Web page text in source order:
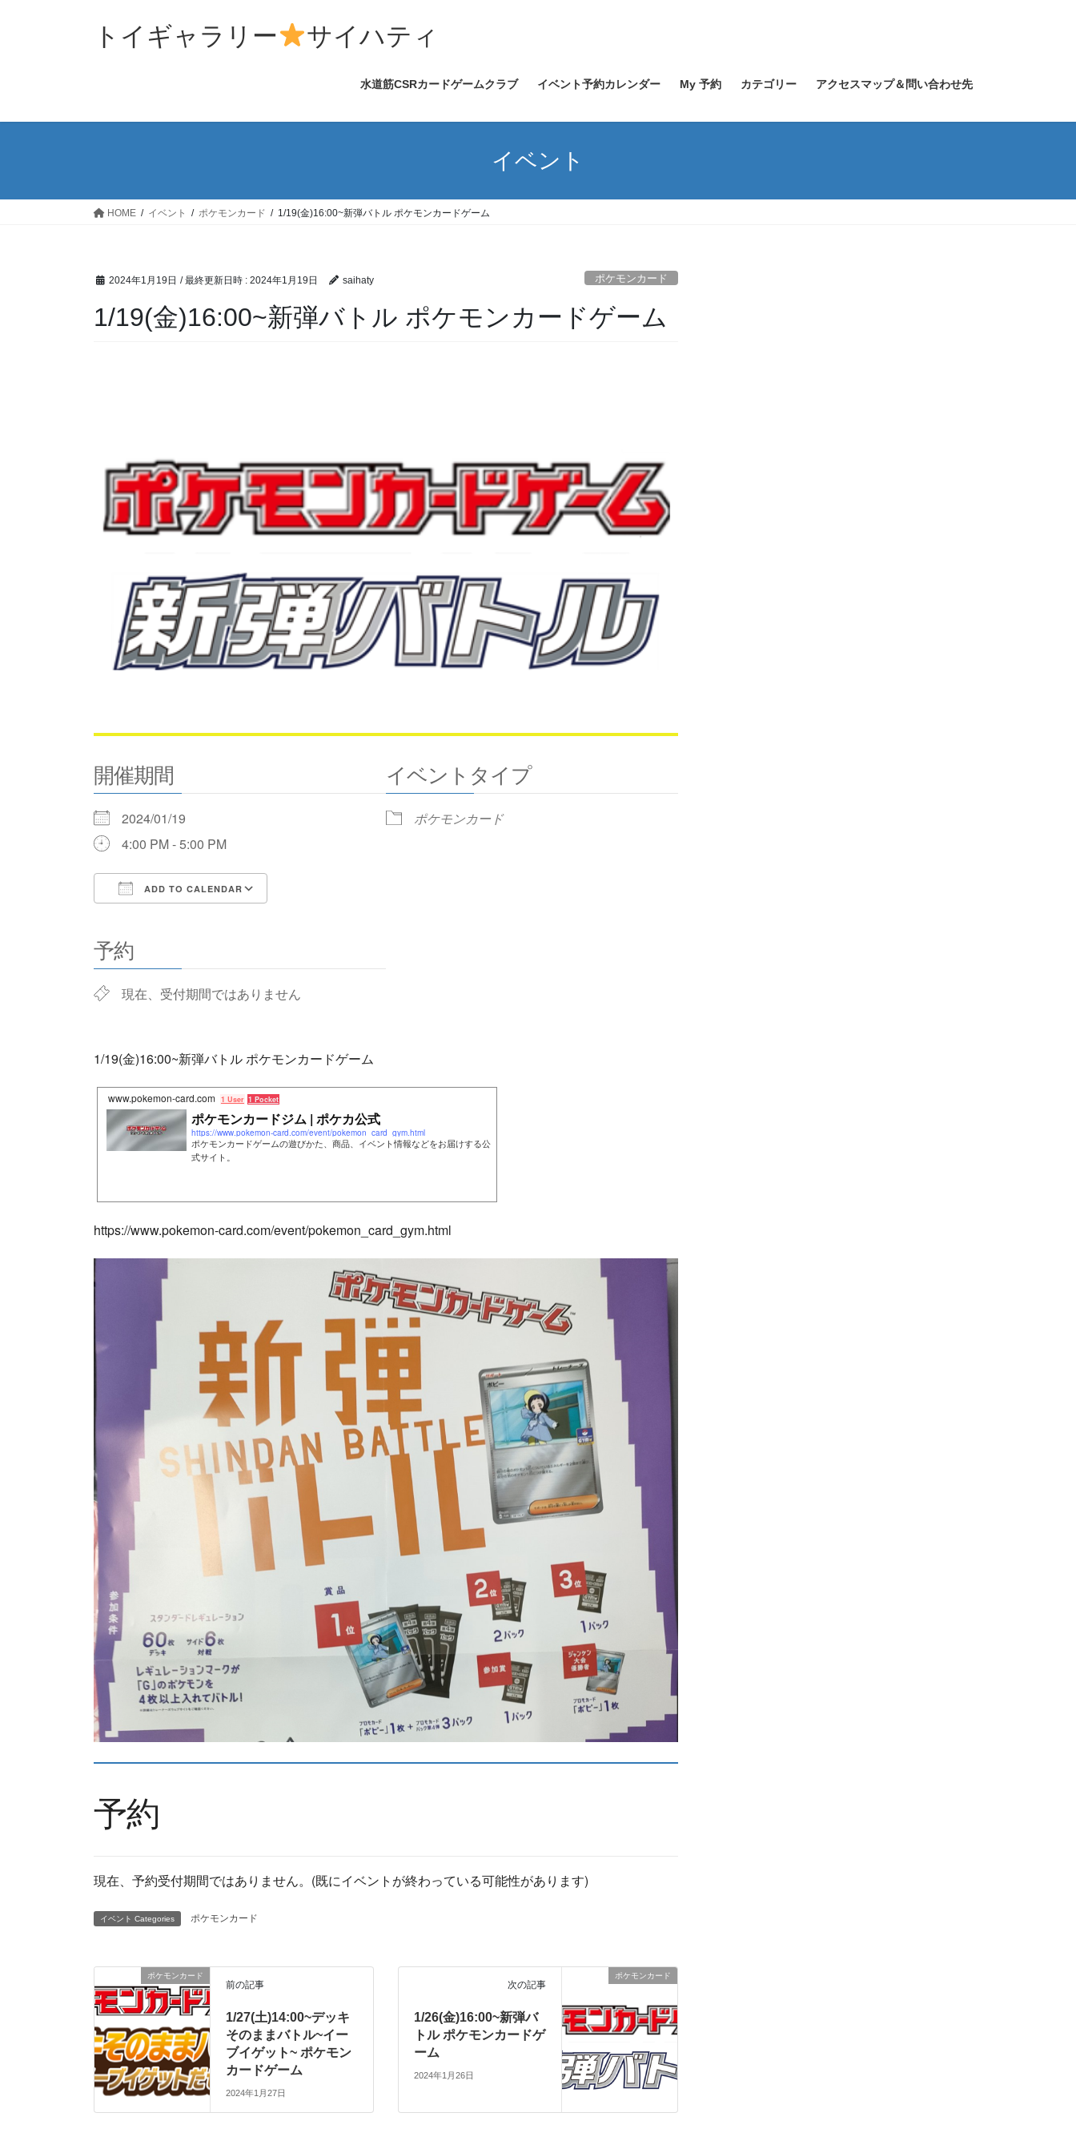
ス
ン
トイギャラリー サイハティ
水道筋CSRカードゲームクラブ イベント予約カレンダー My 予約 カテゴリー アクセスマップ＆問い合わせ先
イベント
HOME イベント ポケモンカード 1/19(金)16:00~新弾バトル ポケモンカードゲーム
2024年1月19日 / 最終更新日時 : 2024年1月19日 saihaty ポケモンカード
1/19(金)16:00~新弾バトル ポケモンカードゲーム
開催期間
2024/01/19
4:00 PM - 5:00 PM
ADD TO CALENDAR
予約
現在、受付期間ではありません
イベントタイプ
ポケモンカード
1/19(金)16:00~新弾バトル ポケモンカードゲーム
www.pokemon-card.com 1 User 1 Pocket
ポケモンカードジム | ポケカ公式
https://www.pokemon-card.com/event/pokemon_card_gym.html
ポケモンカードゲームの遊びかた、商品、イベント情報などをお届けする公
式サイト。
https://www.pokemon-card.com/event/pokemon_card_gym.html
予約
現在、予約受付期間ではありません。(既にイベントが終わっている可能性があります)
イベント Categories ポケモンカード
ポケモンカード
前の記事
1/27(土)14:00~デッキ
そのままバトル~イー
ブイゲット~ ポケモン
カードゲーム
2024年1月27日
ポケモンカード
次の記事
1/26(金)16:00~新弾バ
トル ポケモンカードゲ
ーム
2024年1月26日